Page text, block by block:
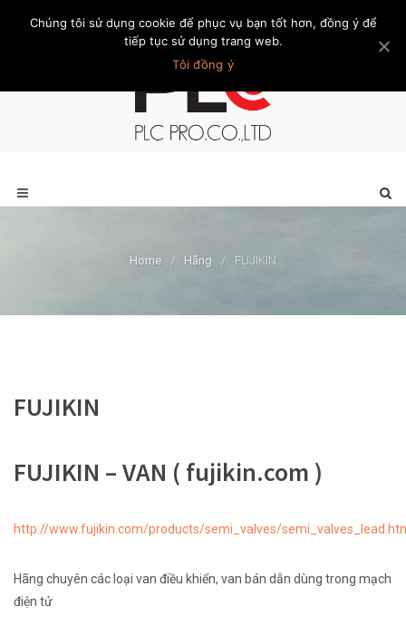
Trang chủ Giới thiệu Khách hàng Liên hệ Thành viên
Home / Hãng / FUJIKIN
FUJIKIN
FUJIKIN – VAN ( fujikin.com )
http://www.fujikin.com/products/semi_valves/
Hãng chuyên các loại van điều khiển, van bán dẫn dùng trong mạch
điện tử
Chúng tôi sử dụng cookie để phục vụ bạn tốt hơn, đồng ý để
tiếp tục sử dụng trang web.
Tôi đồng ý